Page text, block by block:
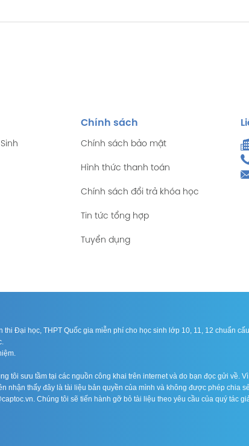
Sinh
Chính sách
Chính sách bảo mật
Hình thức thanh toán
Chính sách đổi trả khóa học
Tin tức tổng hợp
Tuyển dụng
Đại học, THPT Quốc gia miễn phí cho học sinh lớp 10, 11, 12 chuẩn
tôi sưu tầm tại các nguồn công khai trên internet và do bạn đọc gửi về.
nhận thấy đây là tài liệu bản quyền của mình và không được phép chia
Chúng tôi sẽ tiến hành gỡ bỏ tài liệu theo yêu cầu của quý tác